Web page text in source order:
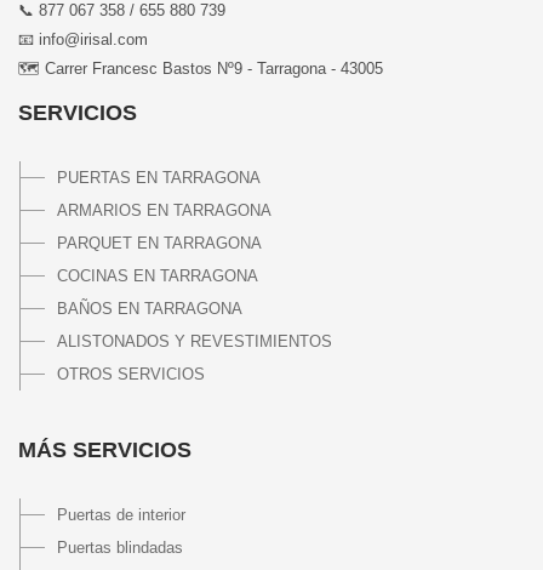
📞 877 067 358 / 655 880 739
📧 info@irisal.com
🗺 Carrer Francesc Bastos Nº9 - Tarragona - 43005
SERVICIOS
PUERTAS EN TARRAGONA
ARMARIOS EN TARRAGONA
PARQUET EN TARRAGONA
COCINAS EN TARRAGONA
BAÑOS EN TARRAGONA
ALISTONADOS Y REVESTIMIENTOS
OTROS SERVICIOS
MÁS SERVICIOS
Puertas de interior
Puertas blindadas